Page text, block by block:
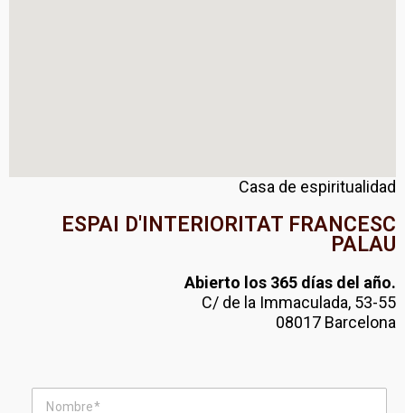
Casa de espiritualidad
ESPAI D'INTERIORITAT FRANCESC
PALAU
Abierto los 365 días del año.
C/ de la Immaculada, 53-55
08017 Barcelona